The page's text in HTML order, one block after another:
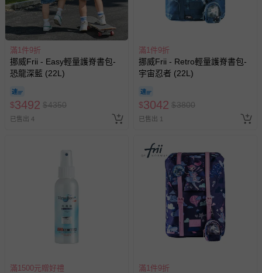
滿1件9折
挪威Frii - Easy輕量護脊書包-
恐龍深藍 (22L)
$3492 $4350
已售出 4
滿1件9折
挪威Frii - Retro輕量護脊書包-
宇宙忍者 (22L)
$3042 $3800
已售出 1
滿1500元贈好禮 滿1件9折